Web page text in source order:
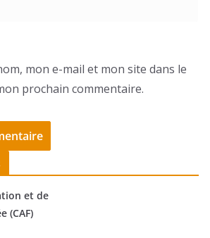
mon e-mail et mon site dans le
prochain commentaire.
et de
(CAF)